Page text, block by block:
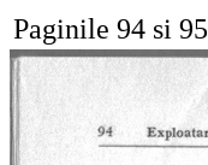
Paginile 94 si 95